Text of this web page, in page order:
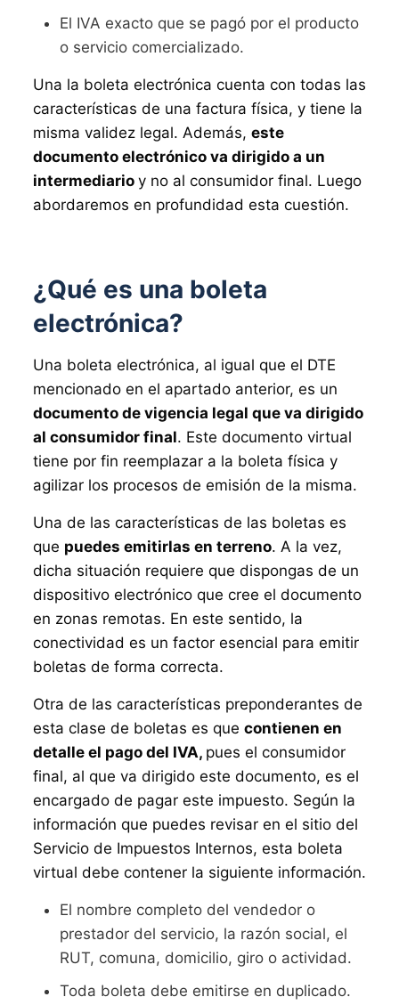
El IVA exacto que se pagó por el producto
o servicio comercializado.
Una la boleta electrónica cuenta con todas las
características de una factura física, y tiene la
misma validez legal. Además, este
documento electrónico va dirigido a un
intermediario y no al consumidor final. Luego
abordaremos en profundidad esta cuestión.
¿Qué es una boleta
electrónica?
Una boleta electrónica, al igual que el DTE
mencionado en el apartado anterior, es un
documento de vigencia legal que va dirigido
al consumidor final. Este documento virtual
tiene por fin reemplazar a la boleta física y
agilizar los procesos de emisión de la misma.
Una de las características de las boletas es
que puedes emitirlas en terreno. A la vez,
dicha situación requiere que dispongas de un
dispositivo electrónico que cree el documento
en zonas remotas. En este sentido, la
conectividad es un factor esencial para emitir
boletas de forma correcta.
Otra de las características preponderantes de
esta clase de boletas es que contienen en
detalle el pago del IVA, pues el consumidor
final, al que va dirigido este documento, es el
encargado de pagar este impuesto. Según la
información que puedes revisar en el sitio del
Servicio de Impuestos Internos, esta boleta
virtual debe contener la siguiente información.
El nombre completo del vendedor o
prestador del servicio, la razón social, el
RUT, comuna, domicilio, giro o actividad.
Toda boleta debe emitirse en duplicado.